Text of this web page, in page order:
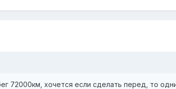
72000км, хочется если сделать перед, то